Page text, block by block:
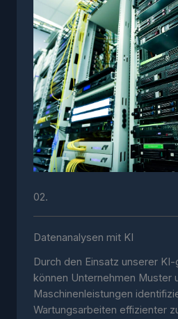
02.
Datenanalysen mit KI
Durch den Einsatz unserer
können Unternehmen Muster
Maschinenleistungen
Wartungsarbeiten effizienter